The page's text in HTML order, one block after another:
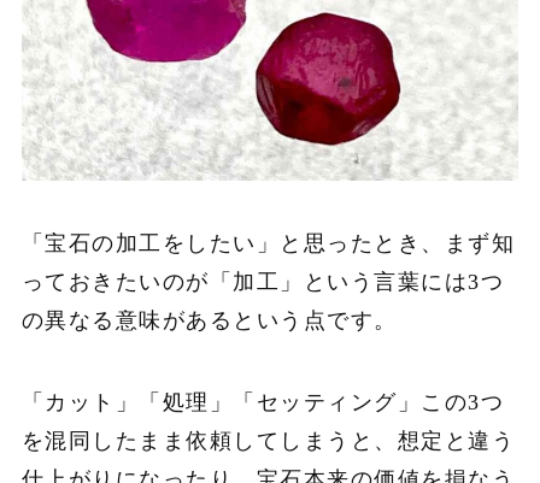
「宝石の加工をしたい」と思ったとき、まず知
っておきたいのが「加工」という言葉には3つ
の異なる意味があるという点です。
「カット」「処理」「セッティング」この3つ
を混同したまま依頼してしまうと、想定と違う